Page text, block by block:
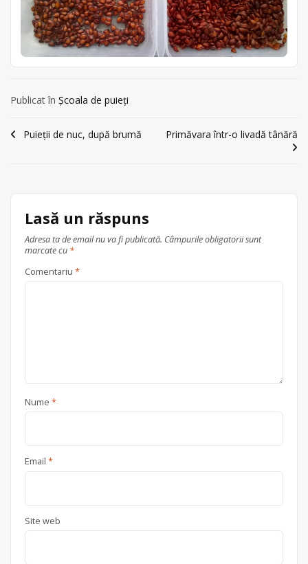
Publicat în Școala de puieți
Navigare
Puieții de nuc, după brumă Primăvara într-o livadă tânără
Lasă un răspuns
Adresa ta de email nu va fi publicată. Câmpurile obligatorii sunt
marcate cu *
Comentariu *
Nume *
Email *
Site web